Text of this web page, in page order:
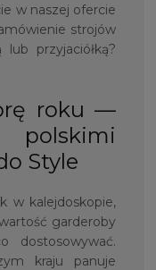
w naszej ofercie
strojów
przyjaciółką?
roku —
polskimi
Style
w kalejdoskopie,
garderoby
kraju panuje